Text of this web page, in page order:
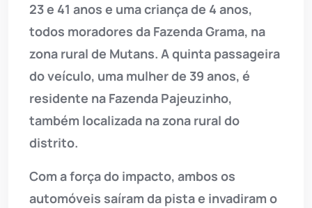
23 e 41 anos e uma criança de 4 anos,
todos moradores da Fazenda Grama, na
zona rural de Mutans. A quinta passageira
do veículo, uma mulher de 39 anos, é
residente na Fazenda Pajeuzinho,
também localizada na zona rural do
distrito.
Com a força do impacto, ambos os
automóveis saíram da pista e invadiram o